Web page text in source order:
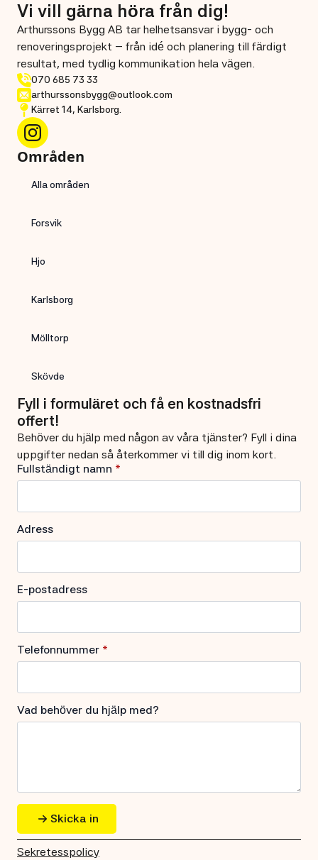
Vi vill gärna höra från dig!
Arthurssons Bygg AB tar helhetsansvar i bygg- och
renoveringsprojekt – från idé och planering till färdigt
resultat, med tydlig kommunikation hela vägen.
070 685 73 33
arthurssonsbygg@outlook.com
Kärret 14, Karlsborg.
Områden
Alla områden
Forsvik
Hjo
Karlsborg
Mölltorp
Skövde
Fyll i formuläret och få en kostnadsfri
offert!
Behöver du hjälp med någon av våra tjänster? Fyll i dina
uppgifter nedan så återkommer vi till dig inom kort.
Fullständigt namn *
Adress
E-postadress
Telefonnummer *
Vad behöver du hjälp med?
Skicka in
Sekretesspolicy